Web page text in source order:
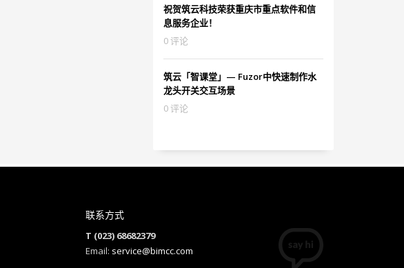
祝贺筑云科技荣获重庆市重点软件和信
息服务企业！
0 评论
筑云「智课堂」— Fuzor中快速制作水
龙头开关交互场景
0 评论
联系方式
T (023) 68682379
Email: service@bimcc.com